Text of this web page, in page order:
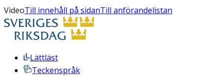
VideoTill innehåll på sidanTill anförandelistan
Lättläst
Teckenspråk